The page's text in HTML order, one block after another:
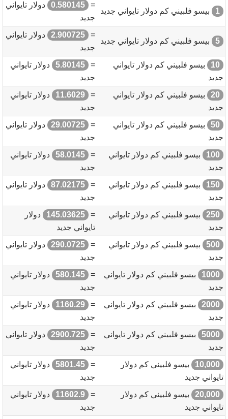
1 بيسو فلبيني كم دولار تايواني جديد
=
0.580145
دولار تايواني
جديد
5 بيسو فلبيني كم دولار تايواني جديد
=
2.900725
دولار تايواني
جديد
10
بيسو فلبيني كم دولار تايواني
جديد
=
5.80145
دولار تايواني
جديد
20
بيسو فلبيني كم دولار تايواني
جديد
=
11.6029
دولار تايواني
جديد
50
بيسو فلبيني كم دولار تايواني
جديد
=
29.00725
دولار تايواني
جديد
100
بيسو فلبيني كم دولار تايواني
جديد
=
58.0145
دولار تايواني
جديد
150
بيسو فلبيني كم دولار تايواني
جديد
=
87.02175
دولار تايواني
جديد
250
بيسو فلبيني كم دولار تايواني
جديد
=
145.03625
دولار
تايواني جديد
500
بيسو فلبيني كم دولار تايواني
جديد
=
290.0725
دولار تايواني
جديد
1000
بيسو فلبيني كم دولار تايواني
جديد
=
580.145
دولار تايواني
جديد
2000
بيسو فلبيني كم دولار تايواني
جديد
=
1160.29
دولار تايواني
جديد
5000
بيسو فلبيني كم دولار تايواني
جديد
=
2900.725
دولار تايواني
جديد
10,000
بيسو فلبيني كم دولار
تايواني جديد
=
5801.45
دولار تايواني
جديد
20,000
بيسو فلبيني كم دولار
تايواني جديد
=
11602.9
دولار تايواني
جديد